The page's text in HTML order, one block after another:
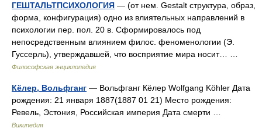
ГЕШТАЛЬТПСИХОЛОГИЯ — (от нем. Gestalt структура, образ,
форма, конфигурация) одно из влиятельных направлений в
психологии пер. пол. 20 в. Сформировалось под
непосредственным влиянием филос. феноменологии (Э.
Гуссерль), утверждавшей, что восприятие мира носит… …
Философская энциклопедия
Кёлер, Вольфганг — Вольфганг Кёлер Wolfgang Köhler Дата
рождения: 21 января 1887(1887 01 21) Место рождения:
Ревель, Эстония, Российская империя Дата смерти …
Википедия